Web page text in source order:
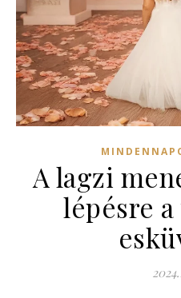
A lagzi
lépésre